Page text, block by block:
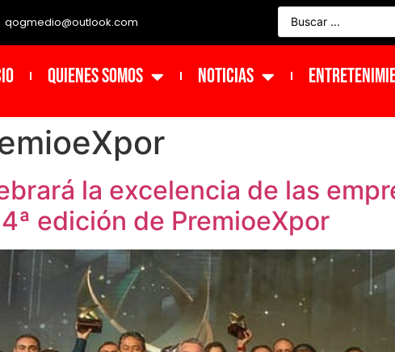
qogmedio@outlook.com
Quienes Somos NOTICIAS
la excelencia de las
edición de PremioeXpor